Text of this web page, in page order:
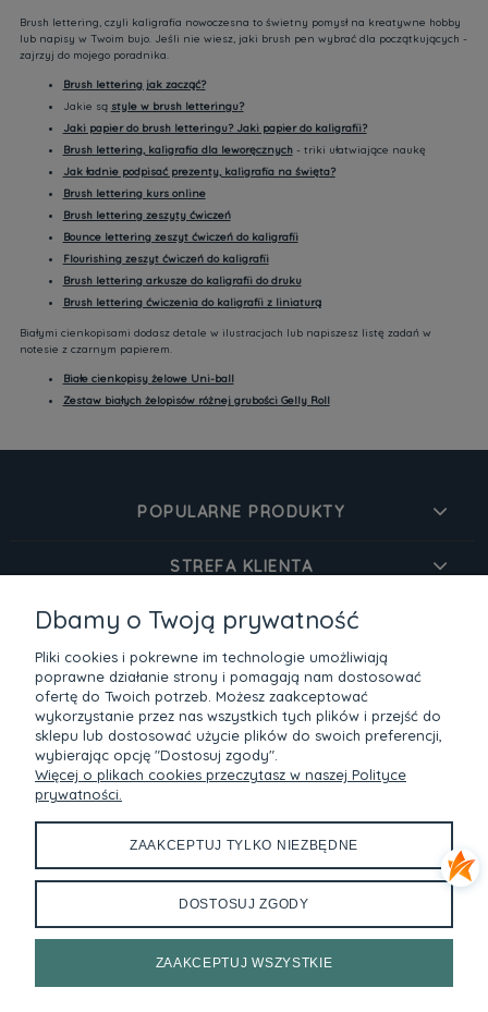
Brush lettering, czyli kaligrafia nowoczesna to świetny pomysł na kreatywne hobby
lub napisy w Twoim bujo. Jeśli nie wiesz, jaki brush pen wybrać dla początkujących -
zajrzyj do mojego poradnika.
Brush lettering jak zacząć?
Jakie są style w brush letteringu?
Jaki papier do brush letteringu? Jaki papier do kaligrafii?
Brush lettering, kaligrafia dla leworęcznych- triki ułatwiające naukę
Jak ładnie podpisać prezenty, kaligrafia na święta?
Brush lettering kurs online
Brush lettering zeszyty ćwiczeń
Bounce lettering zeszyt ćwiczeń do kaligrafii
Flourishing zeszyt ćwiczeń do kaligrafii
Brush lettering arkusze do kaligrafii do druku
Brush lettering ćwiczenia do kaligrafii z liniaturą
Białymi cienkopisami dodasz detale w ilustracjach lub napiszesz listę zadań w
notesie z czarnym papierem.
Białe cienkopisy żelowe Uni-ball
Zestaw białych żelopisów różnej grubości Gelly Roll
POPULARNE PRODUKTY
STREFA KLIENTA
O MARCE
INFORMACJE
Bezpieczne zakupy dzięki szyfrowaniu SSL
Metody płatności
Devangari w social media
Masz pytanie?Skontaktuj się ze mną.Napisz lub zadzwoń, chętnie
✉ info@devangari-art.pl
Dbamy o Twoją prywatność
Pliki cookies i pokrewne im technologie umożliwiają
poprawne działanie strony i pomagają nam dostosować
ofertę do Twoich potrzeb. Możesz zaakceptować
wykorzystanie przez nas wszystkich tych plików i przejść do
sklepu lub dostosować użycie plików do swoich preferencji,
wybierając opcję "Dostosuj zgody".
Więcej o plikach cookies przeczytasz w naszej Polityce
prywatności.
ZAAKCEPTUJ TYLKO NIEZBĘDNE
DOSTOSUJ ZGODY
ZAAKCEPTUJ WSZYSTKIE